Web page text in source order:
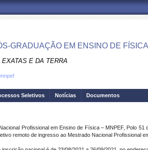
GRADUAÇÃO EM ENSINO DE
E DA TERRA
Seletivos Notícias Documentos
Profissional em Ensino de Física – MNPEF, Polo
remoto de ingresso ao Mestrado Nacional Profissional